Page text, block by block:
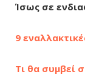
Ίσως σε
9
Τι θα συμβεί